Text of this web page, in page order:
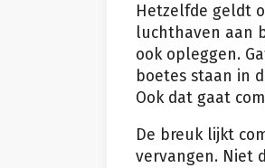
Hetzelfde geldt
luchthaven aan
ook opleggen.
boetes staan in
Ook dat gaat
De breuk lijkt
vervangen. Niet